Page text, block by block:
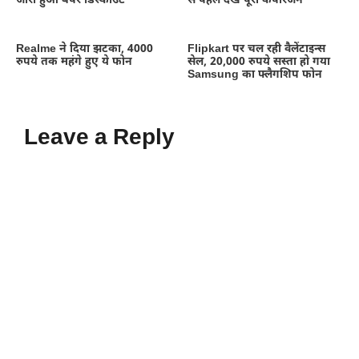
Realme ने दिया झटका, 4000
रुपये तक महंगे हुए ये फोन
Flipkart पर चल रही वैलेंटाइन्स
सेल, 20,000 रुपये सस्ता हो गया
Samsung का फ्लैगशिप फोन
Leave a Reply